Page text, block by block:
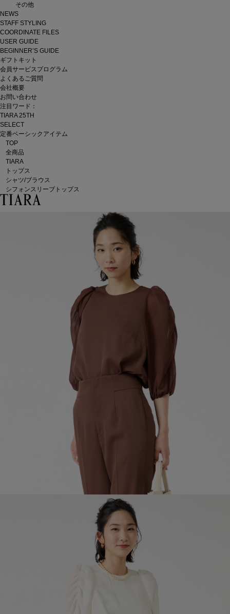
その他
NEWS
STAFF STYLING
COORDINATE FILES
USER GUIDE
BEGINNER’S GUIDE
ギフトキット
会員サービスプログラム
よくあるご質問
会社概要
お問い合わせ
注目ワード：
TIARA 25TH
SELECT
定番ベーシックアイテム
TOP
全商品
TIARA
トップス
シャツ/ブラウス
シフォンスリーブトップス